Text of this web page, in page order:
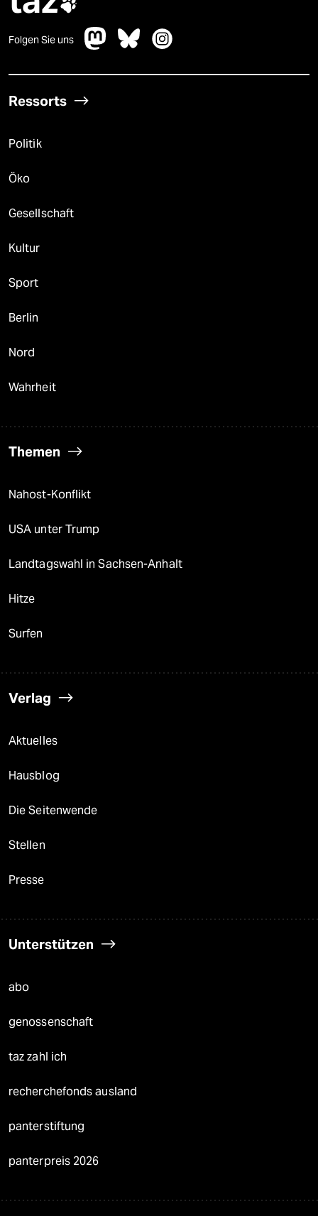
Folgen Sie uns
Ressorts
Politik
Öko
Gesellschaft
Kultur
Sport
Berlin
Nord
Wahrheit
Themen
Nahost-Konflikt
USA unter Trump
Landtagswahl in Sachsen-Anhalt
Hitze
Surfen
Verlag
Aktuelles
Hausblog
Die Seitenwende
Stellen
Presse
Unterstützen
abo
genossenschaft
taz zahl ich
recherchefonds ausland
panterstiftung
panterpreis 2026